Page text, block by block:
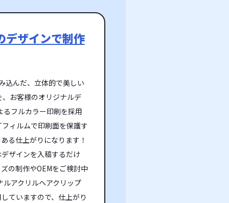
デザインで制作
込んだ、立体的で美しい
お客様のオリジナルデ
るフルカラー印刷を採用
ィルムで印刷面を保護す
る仕上がりになります！
ザインを入稿するだけ
の制作やOEMをご検討中
アクリルヘアクリップ
ていますので、仕上がり